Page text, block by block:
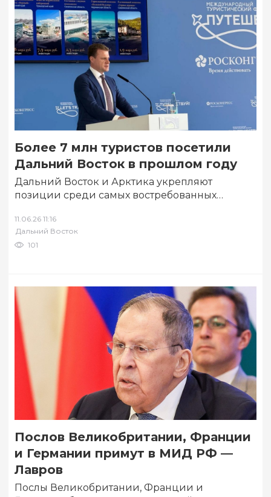
Более 7 млн туристов посетили
Дальний Восток в прошлом году
Дальний Восток и Арктика укрепляют
позиции среди самых востребованных
прошлом году макрорегион посетили более
7…
11.06.26 11:16
Дальний Восток
101
Послов Великобритании, Франции
и Германии примут в МИД РФ —
Лавров
Послы Великобритании, Франции и